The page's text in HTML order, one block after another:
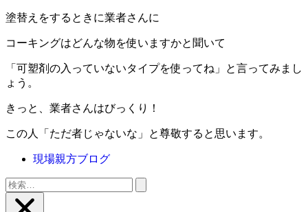
塗替えをするときに業者さんに
コーキングはどんな物を使いますかと聞いて
「可塑剤の入っていないタイプを使ってね」と言ってみまし
ょう。
きっと、業者さんはびっくり！
この人「ただ者じゃないな」と尊敬すると思います。
現場親方ブログ
検
索: